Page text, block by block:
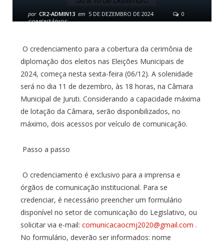
por CR2-ADMIN13 em 5 DE DEZEMBRO DE 2024
0
COMENTÁRIOS
O credenciamento para a cobertura da cerimônia de
diplomação dos eleitos nas Eleições Municipais de
2024, começa nesta sexta-feira (06/12). A solenidade
será no dia 11 de dezembro, às 18 horas, na Câmara
Municipal de Juruti. Considerando a capacidade máxima
de lotação da Câmara, serão disponibilizados, no
máximo, dois acessos por veículo de comunicação.
Passo a passo
O credenciamento é exclusivo para a imprensa e
órgãos de comunicação institucional. Para se
credenciar, é necessário preencher um formulário
disponível no setor de comunicação do Legislativo, ou
solicitar via e-mail: comunicacaocmj2020@gmail.com .
No formulário, deverão ser informados: nome